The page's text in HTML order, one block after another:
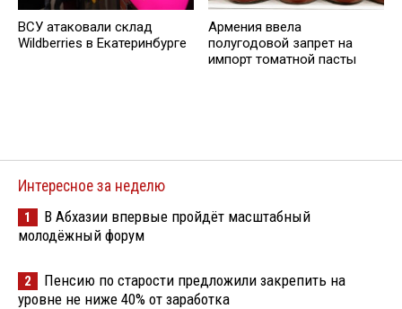
ВСУ атаковали склад
Wildberries в Екатеринбурге
Армения ввела
полугодовой запрет на
импорт томатной пасты
Интересное за неделю
1
В Абхазии впервые пройдёт масштабный
молодёжный форум
2
Пенсию по старости предложили закрепить на
уровне не ниже 40% от заработка